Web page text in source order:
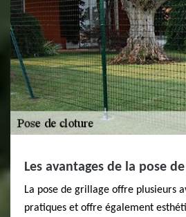
Les avantages de la pose
La pose de grillage offre plusieurs
pratiques et offre également